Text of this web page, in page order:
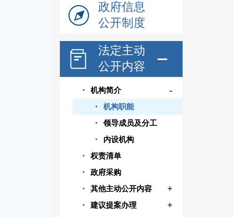
政府信息
公开制度
法定主动
公开内容
机构简介 -
机构职能
领导成员及分工
内设机构
权责清单
政府采购
其他主动公开内容
+
建议提案办理 +